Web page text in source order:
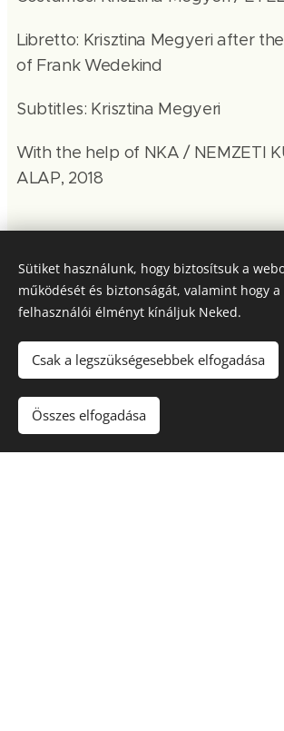
Libretto: Krisztina Megyeri after
of Frank Wedekind
Subtitles: Krisztina Megyeri
With the help of NKA / NEMZETI
ALAP, 2018
Sütiket használunk, hogy biztosítsuk a
működését és biztonságát, valamint hogy
felhasználói élményt kínáljuk Neked.
Csak a legszükségesebbek elfogadása
Összes elfogadása